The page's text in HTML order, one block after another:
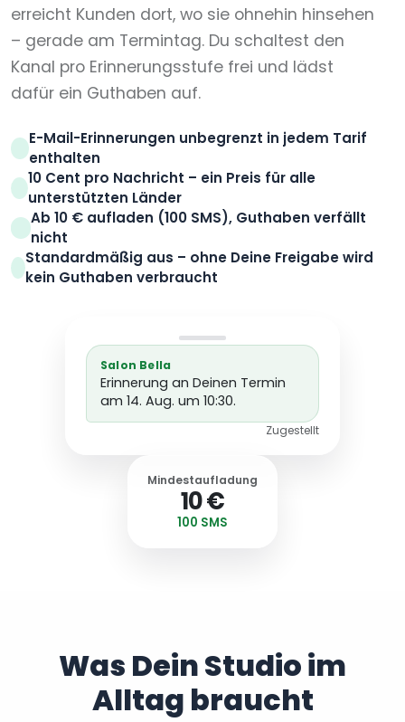
erreicht Kunden dort, wo sie ohnehin hinsehen
– gerade am Termintag. Du schaltest den
Kanal pro Erinnerungsstufe frei und lädst
dafür ein Guthaben auf.
E-Mail-Erinnerungen unbegrenzt in jedem Tarif
enthalten
10 Cent pro Nachricht – ein Preis für alle
unterstützten Länder
Ab 10 € aufladen (100 SMS), Guthaben verfällt
nicht
Standardmäßig aus – ohne Deine Freigabe wird
kein Guthaben verbraucht
Salon Bella
Erinnerung an Deinen Termin
am 14. Aug. um 10:30.
Zugestellt
Mindestaufladung
10 €
100 SMS
Was Dein Studio im
Alltag braucht